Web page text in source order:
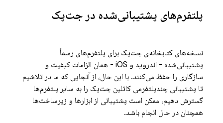
پلتفرم‌های پشتیبانی‌شده در جت‌پک
نسخه‌های کتابخانه‌ی جت‌پک برای پلتفرم‌های رسماً
پشتیبانی‌شده - اندروید و iOS - همان الزامات کیفیت و
سازگاری را حفظ می‌کنند. با این حال، از آنجایی که ما در تلاشیم
تا پشتیبانی چندپلتفرمی کاتلین جت‌پک را به سایر پلتفرم‌ها
گسترش دهیم، ممکن است پشتیبانی از ابزارها و زیرساخت‌ها
همچنان در حال انجام باشد.